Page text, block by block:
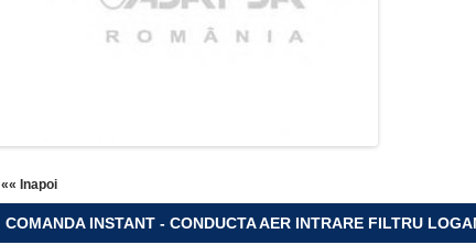
«« Inapoi
COMANDA INSTANT - CONDUCTA AER INTRARE FILTRU